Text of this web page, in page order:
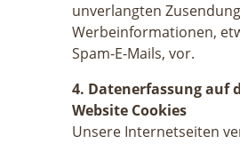
unverlangten
Werbeinformationen,
Spam-E-Mails, vor.
4. Datenerfassung auf
Website Cookies
Unsere Internetseiten